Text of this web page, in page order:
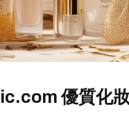
優質化